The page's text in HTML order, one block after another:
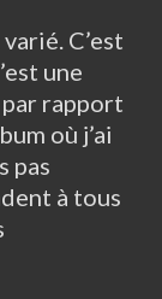
C’est
une
rapport
où j’ai
pas
à tous